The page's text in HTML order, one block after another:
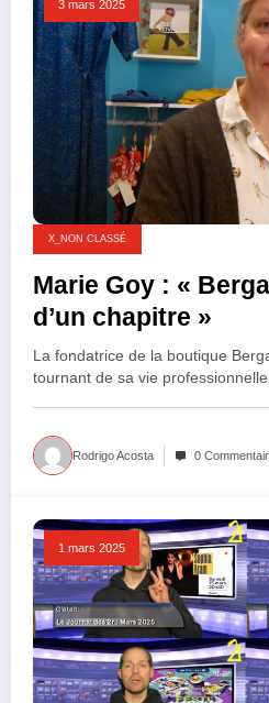
3 mars 2025
X_NON CLASSÉ
Marie Goy : «
d’un chapitre »
La fondatrice de la boutique
tournant de sa vie
Rodrigo Acosta 0
1 mars 2025